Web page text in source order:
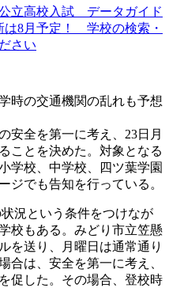
立高校入試 データガイド
は8月予定！ 学校の検索・
さい
時の交通機関の乱れも予想
安全を第一に考え、23日月
ことを決めた。対象となる
学校、中学校、四ツ葉学園
ジでも告知を行っている。
況という条件をつけなが
校もある。みどり市立笠懸
を送り、月曜日は通常通り
合は、安全を第一に考え、
促した。その場合、登校時